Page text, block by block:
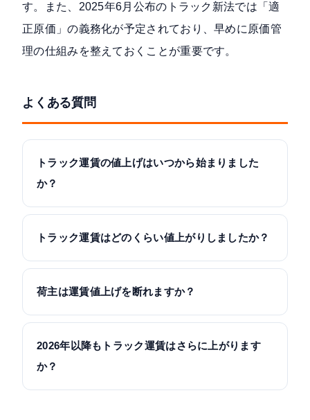
す。また、2025年6月公布のトラック新法では「適
正原価」の義務化が予定されており、早めに原価管
理の仕組みを整えておくことが重要です。
よくある質問
トラック運賃の値上げはいつから始まりました
か？
トラック運賃はどのくらい値上がりしましたか？
荷主は運賃値上げを断れますか？
2026年以降もトラック運賃はさらに上がります
か？